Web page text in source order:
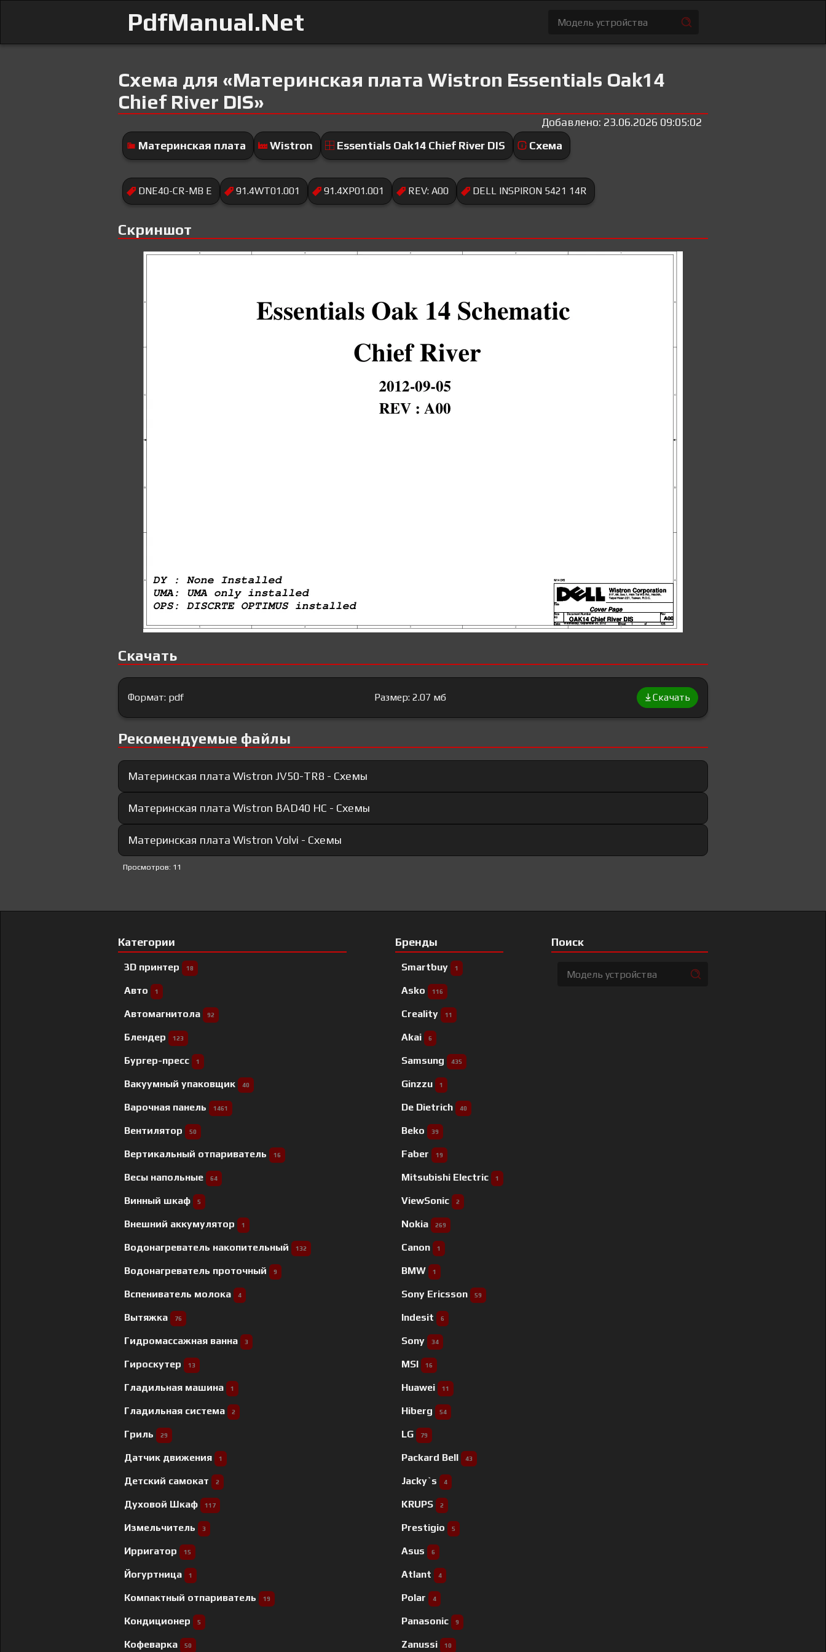
PdfManual.Net
Схема для «Материнская плата Wistron Essentials Oak14
Chief River DIS»
Добавлено: 23.06.2026 09:05:02
Материнская плата
Wistron Essentials Oak14 Chief River DIS Схема
DNE40-CR-MB E 91.4WT01.001 91.4XP01.001 REV: A00 DELL INSPIRON 5421 14R
Скриншот
Скачать
Формат: pdf Размер: 2.07 мб Скачать
Рекомендуемые файлы
Материнская плата Wistron JV50-TR8 - Схемы
Материнская плата Wistron BAD40 HC - Схемы
Материнская плата Wistron Volvi - Схемы
Просмотров: 11
Категории
3D принтер 18
Авто 1
Автомагнитола 92
Блендер 123
Бургер-пресс 1
Вакуумный упаковщик 40
Варочная панель 1461
Вентилятор 50
Вертикальный отпариватель 16
Весы напольные 64
Винный шкаф 5
Внешний аккумулятор 1
Водонагреватель накопительный 132
Водонагреватель проточный 9
Вспениватель молока 4
Вытяжка 76
Гидромассажная ванна 3
Гироскутер 13
Гладильная машина 1
Гладильная система 2
Гриль 29
Датчик движения 1
Детский самокат 2
Духовой Шкаф 117
Измельчитель 3
Ирригатор 15
Йогуртница 1
Компактный отпариватель 19
Кондиционер 5
Кофеварка 50
Бренды
Smartbuy 1
Asko 116
Creality 11
Akai 6
Samsung 435
Ginzzu 1
De Dietrich 40
Beko 39
Faber 19
Mitsubishi Electric 1
ViewSonic 2
Nokia 269
Canon 1
BMW 1
Sony Ericsson 59
Indesit 6
Sony 34
MSI 16
Huawei 11
Hiberg 54
LG 79
Packard Bell 43
Jacky`s 4
KRUPS 2
Prestigio 5
Asus 6
Atlant 4
Polar 4
Panasonic 9
Zanussi 10
Поиск